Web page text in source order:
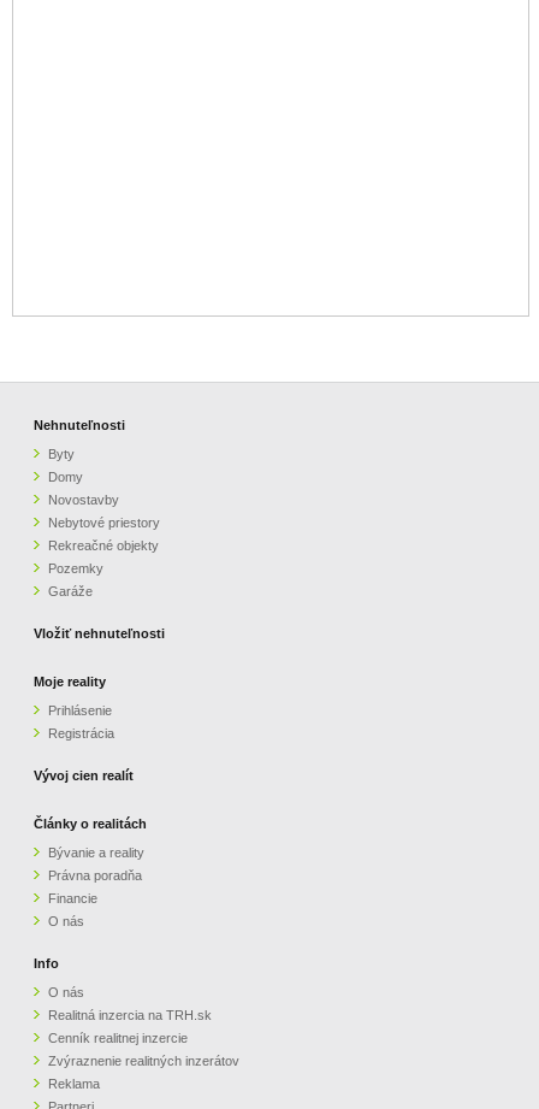
Nehnuteľnosti
Byty
Domy
Novostavby
Nebytové priestory
Rekreačné objekty
Pozemky
Garáže
Vložiť nehnuteľnosti
Moje reality
Prihlásenie
Registrácia
Vývoj cien realít
Články o realitách
Bývanie a reality
Právna poradňa
Financie
O nás
Info
O nás
Realitná inzercia na TRH.sk
Cenník realitnej inzercie
Zvýraznenie realitných inzerátov
Reklama